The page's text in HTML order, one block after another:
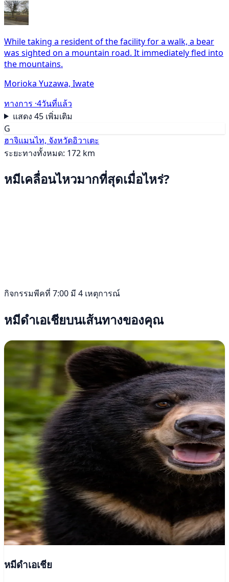
While taking a resident of the facility for a walk, a bear
was sighted on a mountain road. It immediately fled into
the mountains.
Morioka Yuzawa, Iwate
ทางการ ·4วันที่แล้ว
แสดง 45 เพิ่มเติม
G
ฮาจิแมนไท, จังหวัดอิวาเตะ
ระยะทางทั้งหมด: 172 km
หมีเคลื่อนไหวมากที่สุดเมื่อไหร่?
กิจกรรมพีคที่ 7:00 มี 4 เหตุการณ์
หมีดำเอเชียบนเส้นทางของคุณ
หมีดำเอเชีย